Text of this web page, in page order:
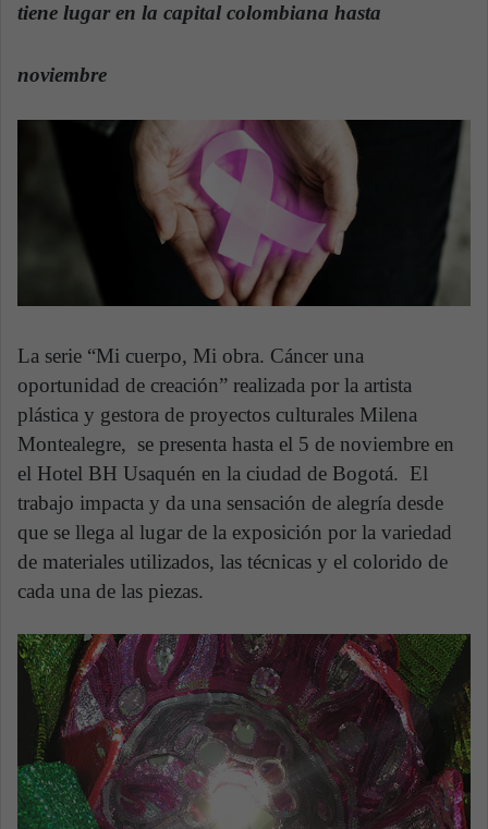
tiene lugar en la capital colombiana hasta
noviembre
La serie “Mi cuerpo, Mi obra. Cáncer una
oportunidad de creación” realizada por la artista
plástica y gestora de proyectos culturales Milena
Montealegre, se presenta hasta el 5 de noviembre en
el Hotel BH Usaquén en la ciudad de Bogotá. El
trabajo impacta y da una sensación de alegría desde
que se llega al lugar de la exposición por la variedad
de materiales utilizados, las técnicas y el colorido de
cada una de las piezas.